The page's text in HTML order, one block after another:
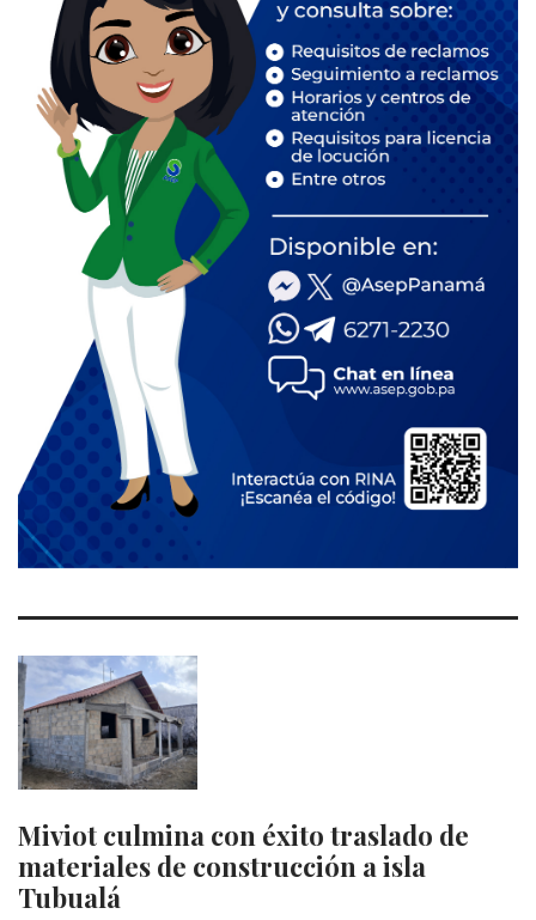
Miviot culmina con éxito traslado de
materiales de construcción a isla
Tubualá